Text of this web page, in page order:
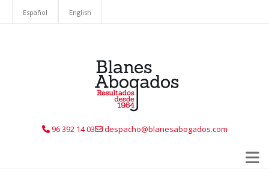
Español English
96 392 14 03 despacho@blanesabogados.com